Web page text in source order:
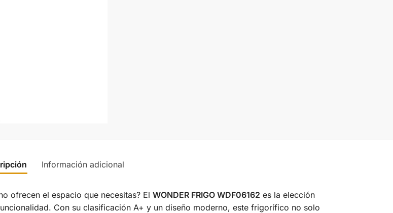
Información adicional
ofrecen el espacio que necesitas? El WONDER FRIGO WDF06162 es la elección
Con su clasificación A+ y un diseño moderno, este frigorífico no solo